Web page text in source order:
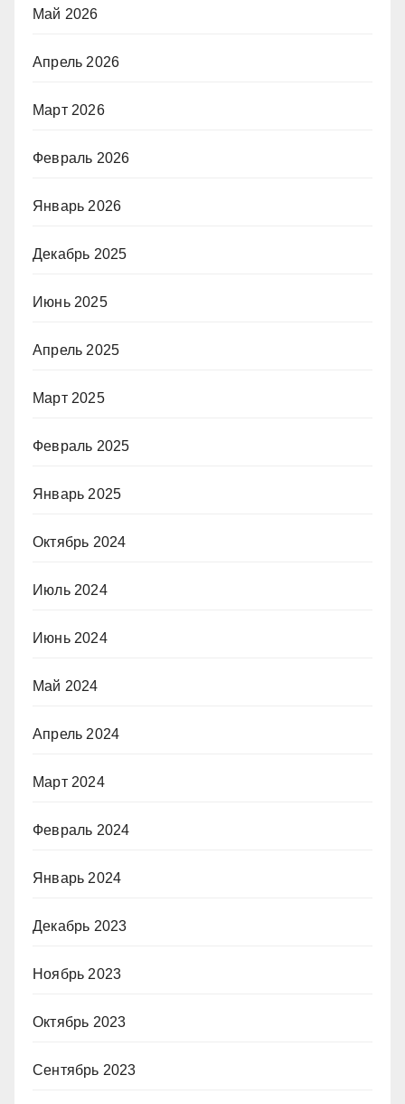
Май 2026
Апрель 2026
Март 2026
Февраль 2026
Январь 2026
Декабрь 2025
Июнь 2025
Апрель 2025
Март 2025
Февраль 2025
Январь 2025
Октябрь 2024
Июль 2024
Июнь 2024
Май 2024
Апрель 2024
Март 2024
Февраль 2024
Январь 2024
Декабрь 2023
Ноябрь 2023
Октябрь 2023
Сентябрь 2023